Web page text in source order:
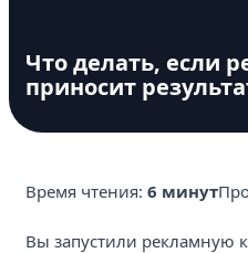
Что делать, если
приносит
Время чтения: 6 минут
Вы запустили рекламную